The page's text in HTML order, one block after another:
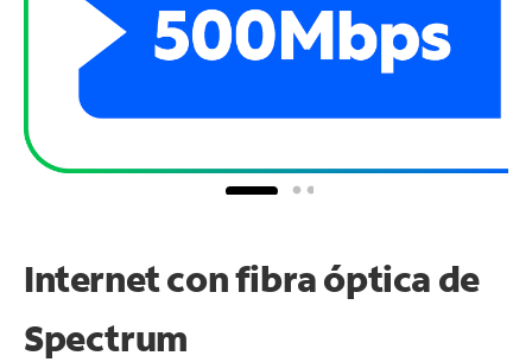
Internet con fibra óptica de
Spectrum